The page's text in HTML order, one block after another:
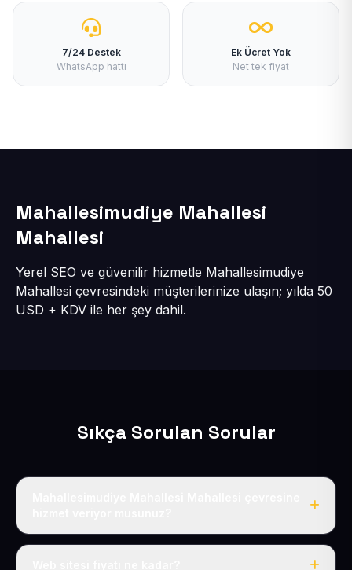
7/24 Destek
WhatsApp hattı
Ek Ücret Yok
Net tek fiyat
Mahallesimudiye Mahallesi
Mahallesi
Yerel SEO ve güvenilir hizmetle Mahallesimudiye
Mahallesi çevresindeki müşterilerinize ulaşın; yılda 50
USD + KDV ile her şey dahil.
Sıkça Sorulan Sorular
Evet, Mahallesimudiye Mahallesi dahil tüm Yeşilhisar ve